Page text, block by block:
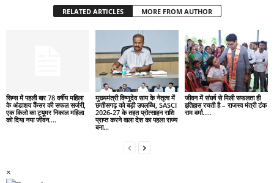
RELATED ARTICLES MORE FROM AUTHOR
सिम्स में पहली बार 78 वर्षीय महिला
के अंडाशय कैंसर की सफल सर्जरी,
एक किलो का ट्यूमर निकाल महिला
को दिया नया जीवन….
मुख्यमंत्री विष्णुदेव साय के नेतृत्व में
छत्तीसगढ़ को बड़ी उपलब्धि, SASCI
2026-27 के तहत प्रोत्साहन राशि
प्राप्त करने वाला देश का पहला राज्य
बना...
जीवन में संघर्ष से मिली सफलता ही
इतिहास रचती है – राजस्व मंत्री टंक
राम वर्मा…..
×